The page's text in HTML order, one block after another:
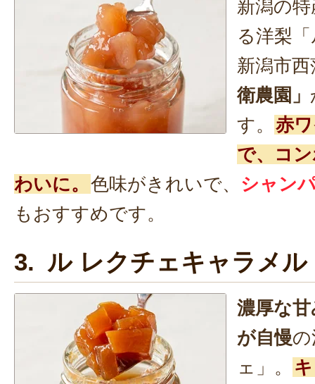
新潟の
る洋梨
新潟市西
衛農園」
す。 赤
で、コ
わいに。 色味がきれいで、 シャン
もおすすめです。
3. ル レクチェキャラメル
濃厚な
が自慢
ェ」。